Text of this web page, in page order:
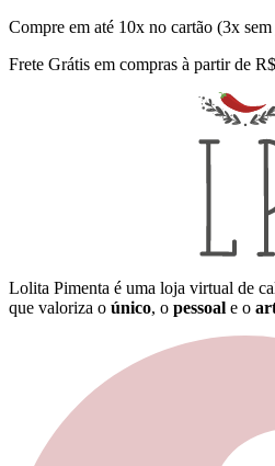
Compre em até 10x no cartão (3x
Frete Grátis em compras à partir de
Lolita Pimenta é uma loja virtual de
que valoriza o único, o pessoal e o